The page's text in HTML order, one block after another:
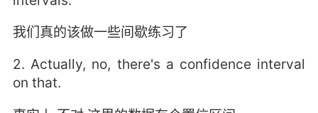
我们真的该做一些间歇练习了
2. Actually, no, there's a confidence interval
on that.